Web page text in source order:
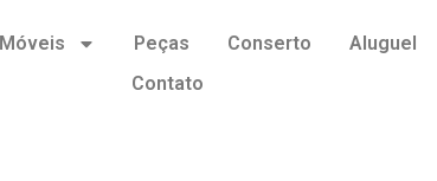
Móveis Peças Conserto Aluguel
Contato